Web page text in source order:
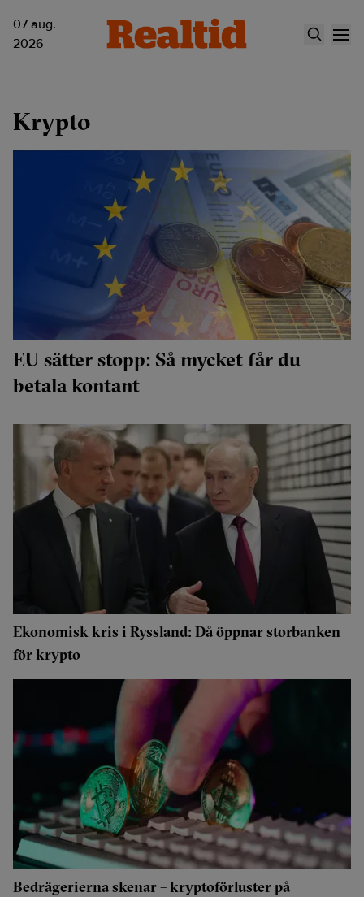
07 aug.
2026
Krypto
EU sätter stopp: Så mycket får du
betala kontant
Ekonomisk kris i Ryssland: Då öppnar storbanken
för krypto
Bedrägerierna skenar – kryptoförluster på